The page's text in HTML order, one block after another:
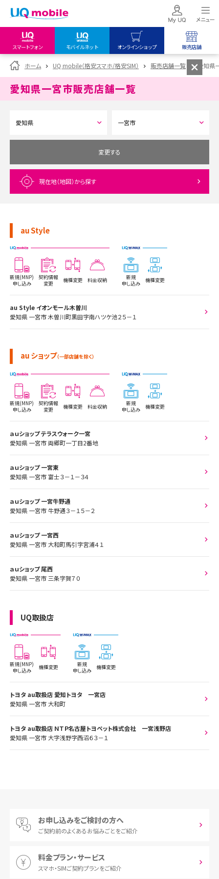
スマートフォン モバイルネット オンラインショップ 販売店舗
my UQ WiMAX
UQ WiMAX ご契約の方
My UQ mobile
データチャージサイト
UQ mobile
オンラインショップ
UQ WiMAX
UQ mobile
販売店舗
UQ WiMAX
ホーム UQ mobile（格安スマホ/格安SIM） 販売店舗一覧 愛知県
愛知県一宮市販売店舗一覧
変更する
現在地（地図）から探す
au Style
新規(MNP)
申し込み
契約情報
変更
機種変更 料金収納
新規
申し込み
機種変更
au Style イオンモール木曽川
愛知県 一宮市 木曽川町黒田字南ハツケ池２５－１
au ショップ（一部店舗を除く）
新規(MNP)
申し込み
契約情報
変更
機種変更 料金収納
新規
申し込み
機種変更
ａｕショップ テラスウォーク一宮
愛知県 一宮市 両郷町一丁目2番地
ａｕショップ 一宮東
愛知県 一宮市 富士３－１－３４
ａｕショップ 一宮牛野通
愛知県 一宮市 牛野通３－１５－２
ａｕショップ 一宮西
愛知県 一宮市 大和町馬引字宮浦４１
ａｕショップ 尾西
愛知県 一宮市 三条字賀７０
UQ取扱店
新規(MNP)
申し込み
機種変更
新規
申し込み
機種変更
トヨタ au取扱店 愛知トヨタ 一宮店
愛知県 一宮市 大和町
トヨタ au取扱店 ＮＴＰ名古屋トヨペット株式会社 一宮浅野店
愛知県 一宮市 大字浅野字西沼６３－１
お申し込みをご検討の方へ
ご契約前のよくあるお悩みごとをご紹介
料金プラン・サービス
スマホ・SIMご契約プランをご紹介